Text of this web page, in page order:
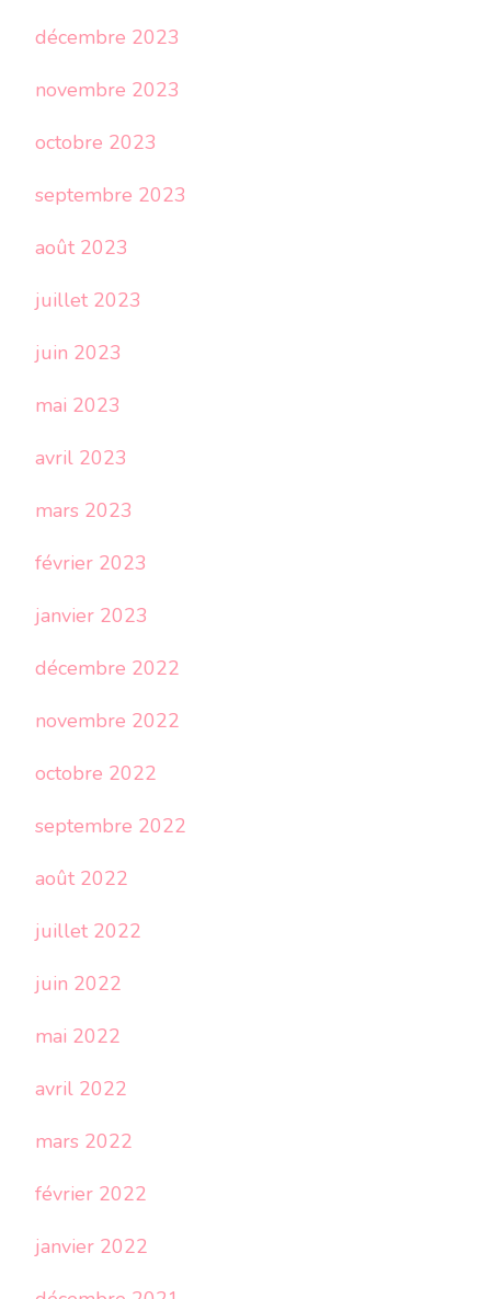
décembre 2023
novembre 2023
octobre 2023
septembre 2023
août 2023
juillet 2023
juin 2023
mai 2023
avril 2023
mars 2023
février 2023
janvier 2023
décembre 2022
novembre 2022
octobre 2022
septembre 2022
août 2022
juillet 2022
juin 2022
mai 2022
avril 2022
mars 2022
février 2022
janvier 2022